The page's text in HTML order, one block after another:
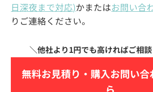
日深夜まで対応)かまたはお問い合
りご連絡ください。
無料お見積り・ 購入お問い合
ら